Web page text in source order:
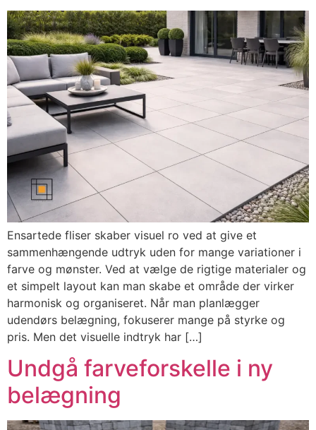
Ensartede fliser skaber visuel ro ved at give et
sammenhængende udtryk uden for mange variationer i
farve og mønster. Ved at vælge de rigtige materialer og
et simpelt layout kan man skabe et område der virker
harmonisk og organiseret. Når man planlægger
udendørs belægning, fokuserer mange på styrke og
pris. Men det visuelle indtryk har […]
Undgå farveforskelle i ny
belægning